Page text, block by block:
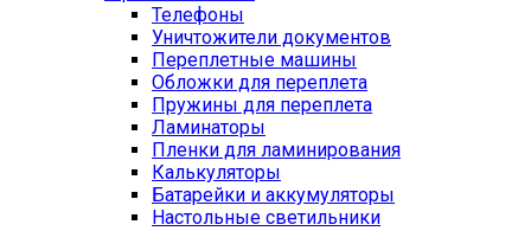
Телефоны
Уничтожители документов
Переплетные машины
Обложки для переплета
Пружины для переплета
Ламинаторы
Пленки для ламинирования
Калькуляторы
Батарейки и аккумуляторы
Настольные светильники